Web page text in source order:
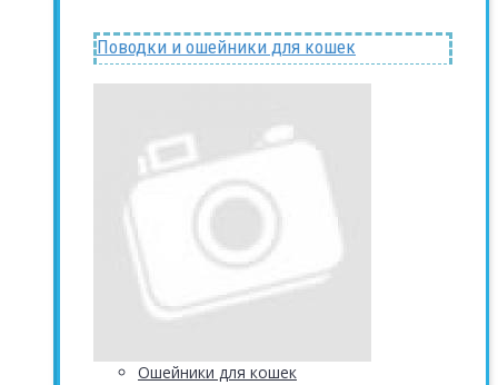
Поводки и ошейники для кошек
Ошейники для кошек